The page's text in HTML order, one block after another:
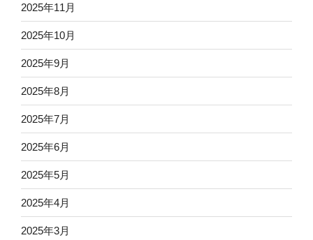
2025年11月
2025年10月
2025年9月
2025年8月
2025年7月
2025年6月
2025年5月
2025年4月
2025年3月